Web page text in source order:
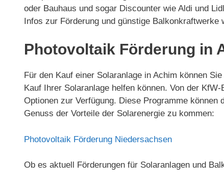
oder Bauhaus und sogar Discounter wie Aldi und
Infos zur Förderung und günstige Balkonkraftwerke
Photovoltaik Förderung in
Für den Kauf einer Solaranlage in Achim können
Kauf Ihrer Solaranlage helfen können. Von der
Optionen zur Verfügung. Diese Programme
Genuss der Vorteile der Solarenergie zu kommen:
Photovoltaik Förderung Niedersachsen
Ob es aktuell Förderungen für Solaranlagen und